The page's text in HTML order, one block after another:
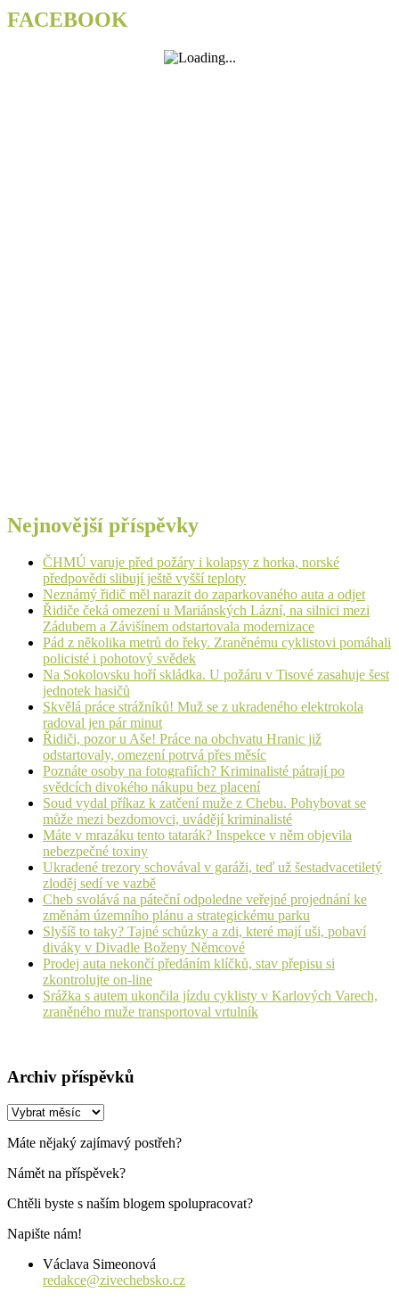
FACEBOOK
Nejnovější příspěvky
ČHMÚ varuje před požáry i kolapsy z horka, norské
předpovědi slibují ještě vyšší teploty
Neznámý řidič měl narazit do zaparkovaného auta a odjet
Řidiče čeká omezení u Mariánských Lázní, na silnici mezi
Zádubem a Závišínem odstartovala modernizace
Pád z několika metrů do řeky. Zraněnému cyklistovi pomáhali
policisté i pohotový svědek
Na Sokolovsku hoří skládka. U požáru v Tisové zasahuje šest
jednotek hasičů
Skvělá práce strážníků! Muž se z ukradeného elektrokola
radoval jen pár minut
Řidiči, pozor u Aše! Práce na obchvatu Hranic již
odstartovaly, omezení potrvá přes měsíc
Poznáte osoby na fotografiích? Kriminalisté pátrají po
svědcích divokého nákupu bez placení
Soud vydal příkaz k zatčení muže z Chebu. Pohybovat se
může mezi bezdomovci, uvádějí kriminalisté
Máte v mrazáku tento tatarák? Inspekce v něm objevila
nebezpečné toxiny
Ukradené trezory schovával v garáži, teď už šestadvacetiletý
zloděj sedí ve vazbě
Cheb svolává na páteční odpoledne veřejné projednání ke
změnám územního plánu a strategickému parku
Slyšíš to taky? Tajné schůzky a zdi, které mají uši, pobaví
diváky v Divadle Boženy Němcové
Prodej auta nekončí předáním klíčků, stav přepisu si
zkontrolujte on-line
Srážka s autem ukončila jízdu cyklisty v Karlových Varech,
zraněného muže transportoval vrtulník
Archiv příspěvků
Archiv
Máte nějaký zajímavý postřeh?
Námět na příspěvek?
Chtěli byste s naším blogem spolupracovat?
Napište nám!
Václava Simeonová
redakce@zivechebsko.cz